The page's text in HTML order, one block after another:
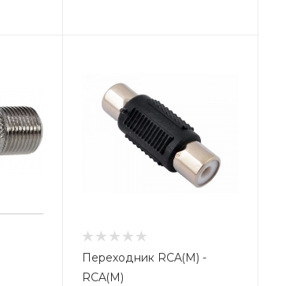
Переходник RCA(М) -
RCA(М)